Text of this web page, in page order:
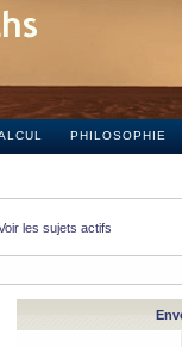
PHILOSOPHIE
les sujets actifs